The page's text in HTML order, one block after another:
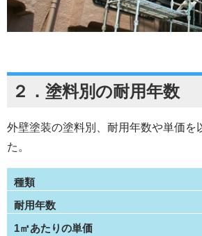
２．塗料別の耐用年数
外壁塗装の塗料別、耐用年数や単価を
た。
種類
耐用年数
1㎡あたりの単価